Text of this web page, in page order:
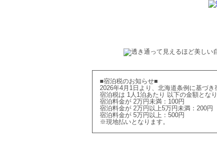
■宿泊税のお知らせ■
2026年4月1日より、北海道条例に基づ
宿泊税は 1人1泊あたり 以下の金額とな
宿泊料金が 2万円未満：100円
宿泊料金が 2万円以上5万円未満：200円
宿泊料金が 5万円以上：500円
※現地払いとなります。